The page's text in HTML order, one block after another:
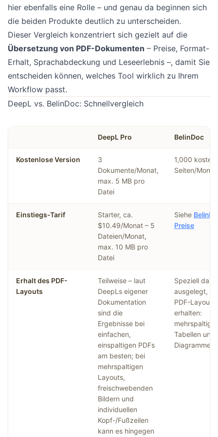
hier ebenfalls eine Rolle – und genau da beginnen sich
die beiden Produkte deutlich zu unterscheiden.
Dieser Vergleich konzentriert sich gezielt auf die
Übersetzung von PDF-Dokumenten – Preise, Format-
Erhalt, Sprachabdeckung und Leseerlebnis –, damit Sie
entscheiden können, welches Tool wirklich zu Ihrem
Workflow passt.
DeepL vs. BelinDoc: Schnellvergleich
DeepL Pro BelinDoc
Kostenlose Version
3
Dokumente/Monat,
max. 5 MB pro
Datei
1,000
Seiten/Monat
Einstiegs-Tarif
Starter, ca.
$10.49/Monat – 5
Dateien/Monat,
max. 10 MB pro
Datei
Siehe
Preise
Erhalt des PDF-
Layouts
Teilweise – laut
DeepLs eigener
Dokumentation
sind die
Ergebnisse bei
einfachen,
einspaltigen PDFs
am besten; bei
mehrspaltigen
Layouts,
freischwebenden
Bildern und
individuellen
Kopf-/Fußzeilen
kann es hingegen
Speziell
ausgelegt,
PDF-Layout
erhalten:
Tabellen und
Diagramme